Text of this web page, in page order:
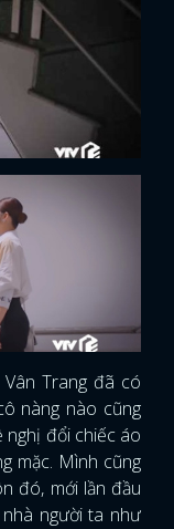
Trang đã có
nàng nào cũng
nghị đổi chiếc áo
mặc. Mình cũng
đó, mới lần đầu
người ta như